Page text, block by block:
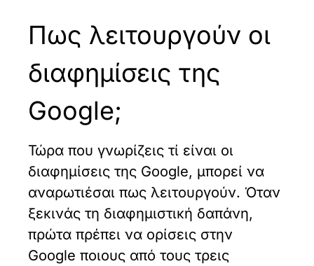
Πως λειτουργούν οι
διαφημίσεις της
Google;
Τώρα που γνωρίζεις τί είναι οι
διαφημίσεις της Google, μπορεί να
αναρωτιέσαι πως λειτουργούν. Όταν
ξεκινάς τη διαφημιστική δαπάνη,
πρώτα πρέπει να ορίσεις στην
Google ποιους από τους τρεις